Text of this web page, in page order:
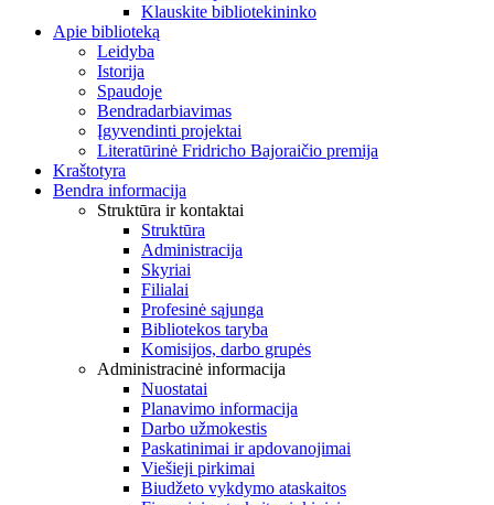
Klauskite bibliotekininko
Apie biblioteką
Leidyba
Istorija
Spaudoje
Bendradarbiavimas
Įgyvendinti projektai
Literatūrinė Fridricho Bajoraičio premija
Kraštotyra
Bendra informacija
Struktūra ir kontaktai
Struktūra
Administracija
Skyriai
Filialai
Profesinė sąjunga
Bibliotekos taryba
Komisijos, darbo grupės
Administracinė informacija
Nuostatai
Planavimo informacija
Darbo užmokestis
Paskatinimai ir apdovanojimai
Viešieji pirkimai
Biudžeto vykdymo ataskaitos